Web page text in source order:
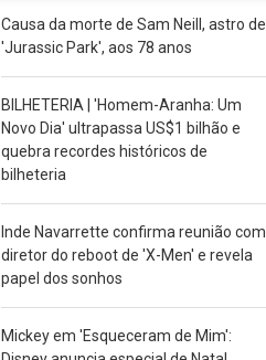
Causa da morte de Sam Neill, astro de
'Jurassic Park', aos 78 anos
BILHETERIA | 'Homem-Aranha: Um
Novo Dia' ultrapassa US$1 bilhão e
quebra recordes históricos de
bilheteria
Inde Navarrette confirma reunião com
diretor do reboot de 'X-Men' e revela
papel dos sonhos
Mickey em 'Esqueceram de Mim':